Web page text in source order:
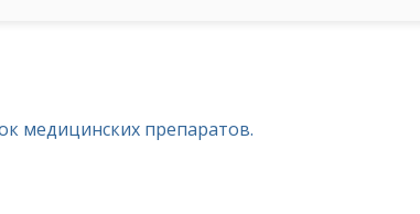
медицинских препаратов.